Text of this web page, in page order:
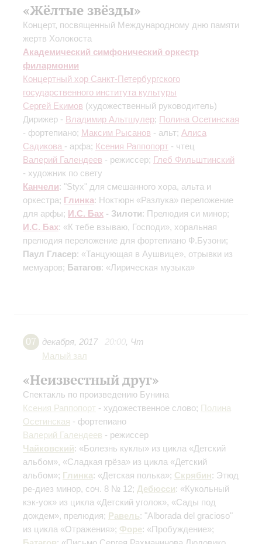
«Жёлтые звёзды»
Концерт, посвященный Международному дню памяти
жертв Холокоста
Академический симфонический оркестр
филармонии
Концертный хор Санкт-Петербургского
государственного института культуры
Сергей Екимов (художественный руководитель)
Дирижер - Владимир Альтшулер; Полина Осетинская
- фортепиано; Максим Рысанов - альт; Алиса
Садикова - арфа; Ксения Раппопорт - чтец
Валерий Галендеев - режиссер; Глеб Фильштинский
- художник по свету
Канчели: "Styx" для смешанного хора, альта и
оркестра; Глинка: Ноктюрн «Разлука» переложение
для арфы; И.С. Бах - Зилоти: Прелюдия си минор;
И.С. Бах: «К тебе взываю, Господи», хоральная
прелюдия переложение для фортепиано Ф.Бузони;
Паул Гласер: «Танцующая в Аушвице», отрывки из
мемуаров; Батагов: «Лирическая музыка»
07 декабря, 2017 20:00, Чт
Малый зал
«Неизвестный друг»
Спектакль по произведению Бунина
Ксения Раппопорт - художественное слово; Полина
Осетинская - фортепиано
Валерий Галендеев - режиссер
Чайковский: «Болезнь куклы» из цикла «Детский
альбом», «Сладкая грёза» из цикла «Детский
альбом»; Глинка: «Детская полька»; Скрябин: Этюд
ре-диез минор, соч. 8 № 12; Дебюсси: «Кукольный
кэк-уок» из цикла «Детский уголок», «Сады под
дождем», прелюдия; Равель: "Alborada del gracioso"
из цикла «Отражения»; Форе: «Пробуждение»;